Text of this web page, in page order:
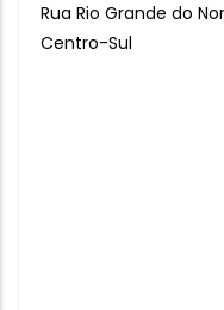
Rua Rio Grande do
Centro-Sul